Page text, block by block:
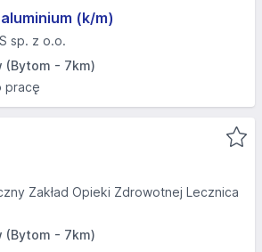
(k/m)
sp. z o.o.
(Bytom - 7km)
pracę
Zakład Opieki Zdrowotnej Lecznica
(Bytom - 7km)